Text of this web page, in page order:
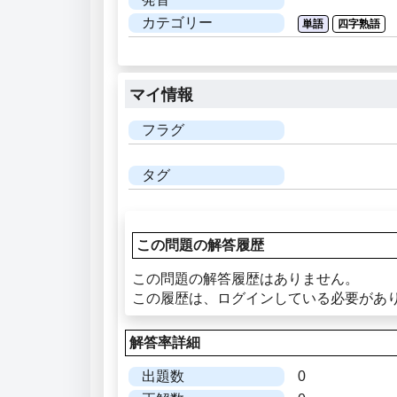
カテゴリー
単語 四字熟語
マイ情報
フラグ
タグ
この問題の解答履歴
この問題の解答履歴はありません。
この履歴は、ログインしている必要があ
解答率詳細
出題数
0